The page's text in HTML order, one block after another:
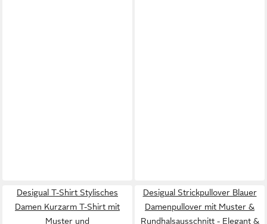
Desigual T-Shirt Stylisches
Damen Kurzarm T-Shirt mit
Muster und
Desigual Strickpullover Blauer
Damenpullover mit Muster &
Rundhalsausschnitt - Elegant &